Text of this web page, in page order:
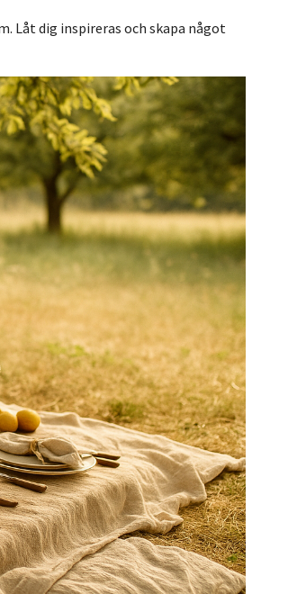
Låt dig inspireras och skapa något